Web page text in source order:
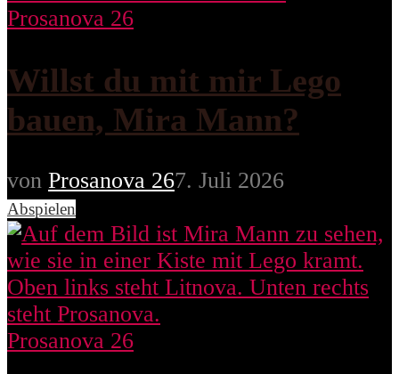
Prosanova 26
Willst du mit mir Lego
bauen, Mira Mann?
von Prosanova 267. Juli 2026
Abspielen
Prosanova 26